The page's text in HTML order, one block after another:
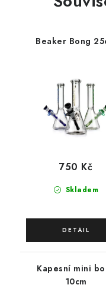
Beaker Bong
Skladem
750 Kč
Kapesní mini
10cm